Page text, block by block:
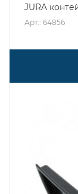
JURA
Арт.: 64856